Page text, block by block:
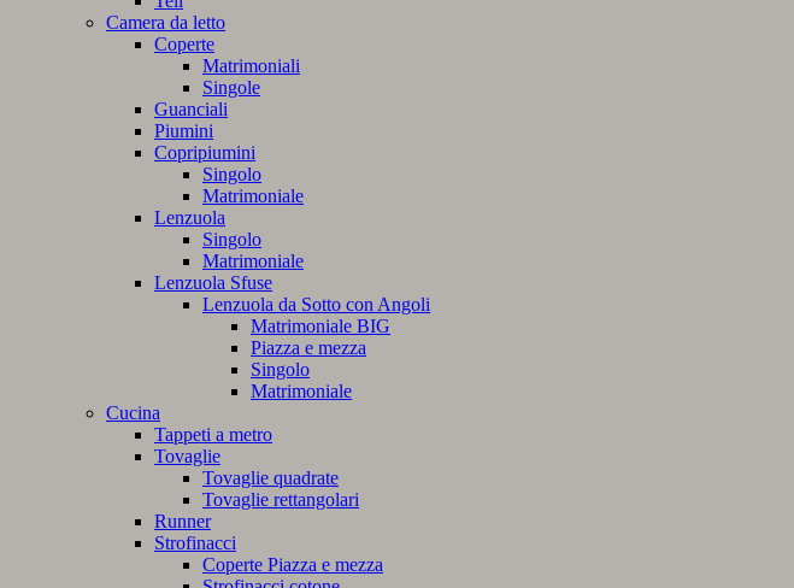
Camera da letto
Coperte
Matrimoniali
Singole
Guanciali
Piumini
Copripiumini
Singolo
Matrimoniale
Lenzuola
Singolo
Matrimoniale
Lenzuola Sfuse
Lenzuola da Sotto con Angoli
Matrimoniale BIG
Piazza e mezza
Singolo
Matrimoniale
Cucina
Tappeti a metro
Tovaglie
Tovaglie quadrate
Tovaglie rettangolari
Runner
Strofinacci
Coperte Piazza e mezza